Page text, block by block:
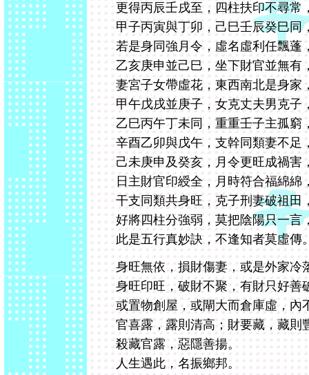
更得丙辰壬戌至，四柱扶印不尋常
甲子丙寅與丁卯，己巳壬辰癸巳同
若是身同強月令，虛名虛利任飄蓬
乙亥庚申並己巳，坐下財官並無有
妻宮子女帶虛花，東西南北是身家
甲午戊戌並庚子，女克丈夫男克子
乙巳丙午丁未同，重重壬子主孤窮
辛酉乙卯與戊午，支幹同類妻不足
己未庚申及癸亥，月令更旺成禍害
日主財官印綬全，月時符合福綿綿
干支同類共身旺，克子刑妻破祖田
好將四柱分強弱，莫把陰陽只一言
此是五行真妙訣，不逢知者莫虛傳
身旺無依，損財傷妻，或是外家冷
身旺印旺，破財不聚，有財只好善
或置物創屋，或閘大而倉庫虛，內
官喜露，露則清高；財要藏，藏則
殺藏官露，惡隱善揚。
人生遇此，名振鄉邦。